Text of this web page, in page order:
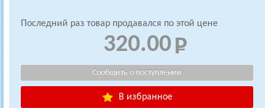
Последний раз товар продавался по этой цене
320.00
В избранное